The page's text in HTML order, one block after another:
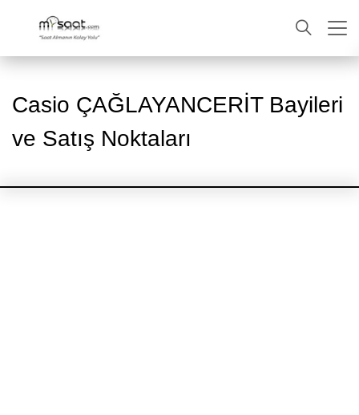
ARA
Casio ÇAĞLAYANCERİT Bayileri
ve Satış Noktaları